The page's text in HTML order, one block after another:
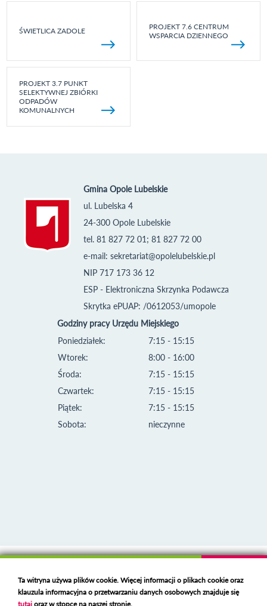
ŚWIETLICA ZADOLE
PROJEKT 7.6 CENTRUM
WSPARCIA DZIENNEGO
PROJEKT 3.7 PUNKT
SELEKTYWNEJ ZBIÓRKI
ODPADÓW
KOMUNALNYCH
Gmina Opole Lubelskie
ul. Lubelska 4
24-300 Opole Lubelskie
tel. 81 827 72 01; 81 827 72 00
e-mail: sekretariat@opolelubelskie.pl
NIP 717 173 36 12
ESP - Elektroniczna Skrzynka Podawcza
Skrytka ePUAP: /0612053/umopole
Godziny pracy Urzędu Miejskiego
Poniedziałek:
Wtorek:
Środa:
Czwartek:
Piątek:
Sobota:
7:15 - 15:15
8:00 - 16:00
7:15 - 15:15
7:15 - 15:15
7:15 - 15:15
nieczynne
Deklaracja dostępności
Polski serwer RBLhttps://polspam.pl/
Ta witryna używa plików cookie. Więcej informacji o plikach cookie oraz
klauzula informacyjna o przetwarzaniu danych osobowych znajduje się
tutajoraz w stopce na naszej stronie.